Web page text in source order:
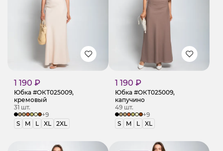
1 190 ₽
Юбка #ОКТ025009,
кремовый
31 шт.
+9
S
M L XL 2XL
1 190 ₽
Юбка #ОКТ025009,
капучино
49 шт.
+9
S
M L XL